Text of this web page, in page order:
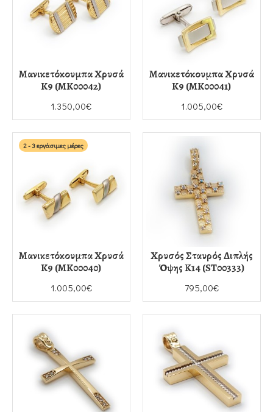
Μανικετόκουμπα Χρυσά
K9 (MK00042)
1.350,00€
Μανικετόκουμπα Χρυσά
K9 (MK00041)
1.005,00€
2 - 3 εργάσιμες μέρες
Μανικετόκουμπα Χρυσά
K9 (MK00040)
1.005,00€
Χρυσός Σταυρός Διπλής
Όψης Κ14 (ST00333)
795,00€